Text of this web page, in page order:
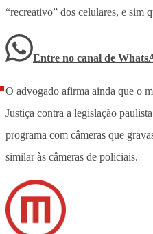
“recreativo” dos celulares, e sim
Entre no canal de
O advogado afirma ainda que o
Justiça contra a legislação
programa com câmeras que
similar às câmeras de policiais.